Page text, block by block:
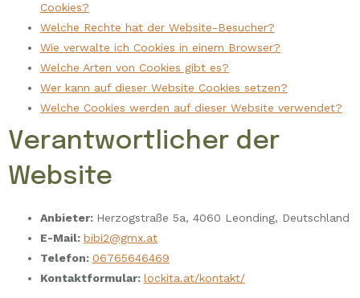
Cookies?
Welche Rechte hat der Website-Besucher?
Wie verwalte ich Cookies in einem Browser?
Welche Arten von Cookies gibt es?
Wer kann auf dieser Website Cookies setzen?
Welche Cookies werden auf dieser Website verwendet?
Verantwortlicher der
Website
Anbieter: Herzogstraße 5a, 4060 Leonding, Deutschland
E-Mail: bibi2@gmx.at
Telefon: 06765646469
Kontaktformular: lockita.at/kontakt/